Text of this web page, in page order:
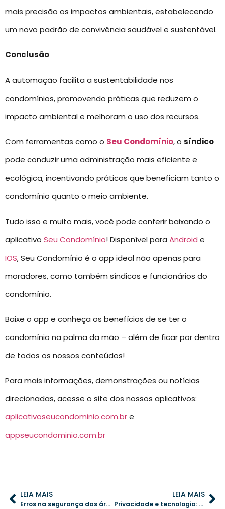
mais precisão os impactos ambientais, estabelecendo
um novo padrão de convivência saudável e sustentável.
Conclusão
A automação facilita a sustentabilidade nos
condomínios, promovendo práticas que reduzem o
impacto ambiental e melhoram o uso dos recursos.
Com ferramentas como o Seu Condomínio, o síndico
pode conduzir uma administração mais eficiente e
ecológica, incentivando práticas que beneficiam tanto o
condomínio quanto o meio ambiente.
Tudo isso e muito mais, você pode conferir baixando o
aplicativo Seu Condomínio! Disponível para Android e
IOS, Seu Condomínio é o app ideal não apenas para
moradores, como também síndicos e funcionários do
condomínio.
Baixe o app e conheça os benefícios de se ter o
condomínio na palma da mão – além de ficar por dentro
de todos os nossos conteúdos!
Para mais informações, demonstrações ou notícias
direcionadas, acesse o site dos nossos aplicativos:
aplicativoseucondominio.com.bre
appseucondominio.com.br
LEIA MAIS
Erros na segurança das áreas de lazer: Como o síndico pode evitá-los
LEIA MAIS
Privacidade e tecnologia: 4 maneiras de resguardar os dados dos moradores no condomínio